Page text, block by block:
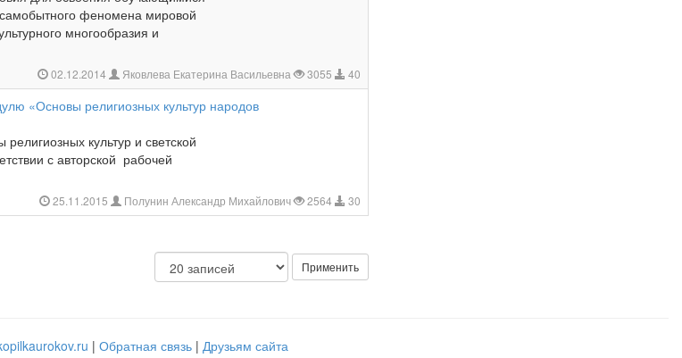
самобытного феномена мировой
многообразия и
02.12.2014 Яковлева Екатерина Васильевна 3055 40
«Основы религиозных культур народов
культур и светской
с авторской рабочей
25.11.2015 Полунин Александр Михайлович 2564 30
Применить
| Обратная связь| Друзьям сайта